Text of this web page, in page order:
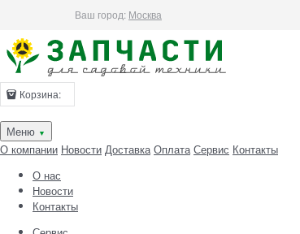
Ваш город: Москва
Корзина:
Меню ▼
О компании Новости Доставка Оплата Сервис Контакты
О нас
Новости
Контакты